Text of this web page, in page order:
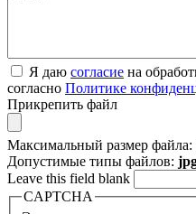
Я даю согласие на
согласно Политике
Прикрепить файл
Максимальный размер файла:
Допустимые типы файлов:
Leave this field blank
CAPTCHA